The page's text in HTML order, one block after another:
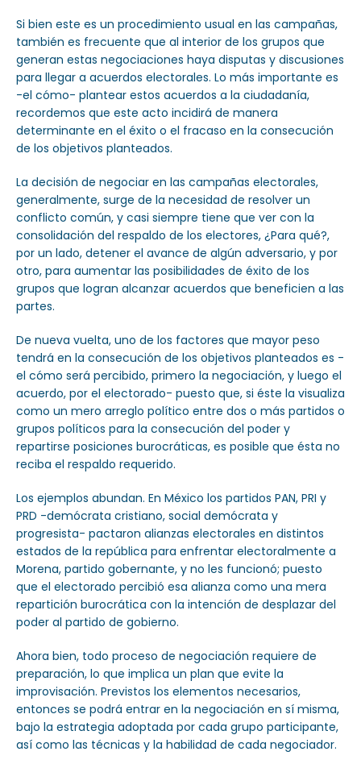
Si bien este es un procedimiento usual en las campañas,
también es frecuente que al interior de los grupos que
generan estas negociaciones haya disputas y discusiones
para llegar a acuerdos electorales. Lo más importante es
-el cómo- plantear estos acuerdos a la ciudadanía,
recordemos que este acto incidirá de manera
determinante en el éxito o el fracaso en la consecución
de los objetivos planteados.
La decisión de negociar en las campañas electorales,
generalmente, surge de la necesidad de resolver un
conflicto común, y casi siempre tiene que ver con la
consolidación del respaldo de los electores, ¿Para qué?,
por un lado, detener el avance de algún adversario, y por
otro, para aumentar las posibilidades de éxito de los
grupos que logran alcanzar acuerdos que beneficien a las
partes.
De nueva vuelta, uno de los factores que mayor peso
tendrá en la consecución de los objetivos planteados es -
el cómo será percibido, primero la negociación, y luego el
acuerdo, por el electorado- puesto que, si éste la visualiza
como un mero arreglo político entre dos o más partidos o
grupos políticos para la consecución del poder y
repartirse posiciones burocráticas, es posible que ésta no
reciba el respaldo requerido.
Los ejemplos abundan. En México los partidos PAN, PRI y
PRD -demócrata cristiano, social demócrata y
progresista- pactaron alianzas electorales en distintos
estados de la república para enfrentar electoralmente a
Morena, partido gobernante, y no les funcionó; puesto
que el electorado percibió esa alianza como una mera
repartición burocrática con la intención de desplazar del
poder al partido de gobierno.
Ahora bien, todo proceso de negociación requiere de
preparación, lo que implica un plan que evite la
improvisación. Previstos los elementos necesarios,
entonces se podrá entrar en la negociación en sí misma,
bajo la estrategia adoptada por cada grupo participante,
así como las técnicas y la habilidad de cada negociador.